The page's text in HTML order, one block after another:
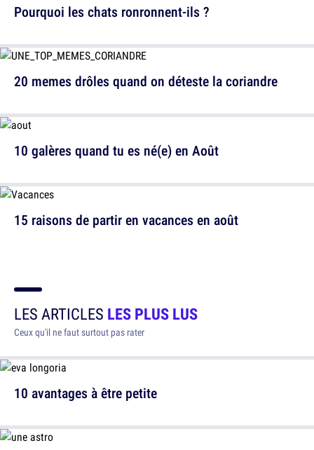
Pourquoi les chats ronronnent-ils ?
10 galères quand tu es né(e) en Août
20 memes drôles quand on déteste la coriandre
15 raisons de partir en vacances en août
LES ARTICLES LES PLUS LUS
Ceux qu'il ne faut surtout pas rater
10 avantages à être petite